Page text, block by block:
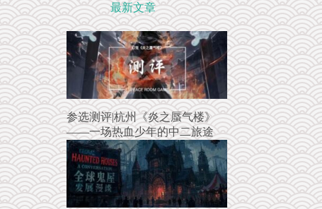
最新文章
参选测评|杭州《炎之蜃气楼》
——一场热血少年的中二旅途